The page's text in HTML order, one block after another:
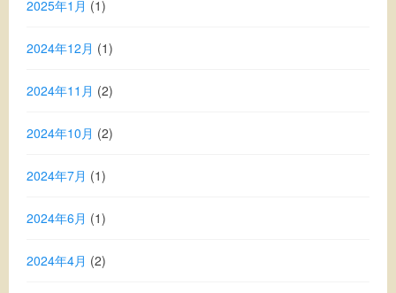
2025年1月 (1)
2024年12月 (1)
2024年11月 (2)
2024年10月 (2)
2024年7月 (1)
2024年6月 (1)
2024年4月 (2)